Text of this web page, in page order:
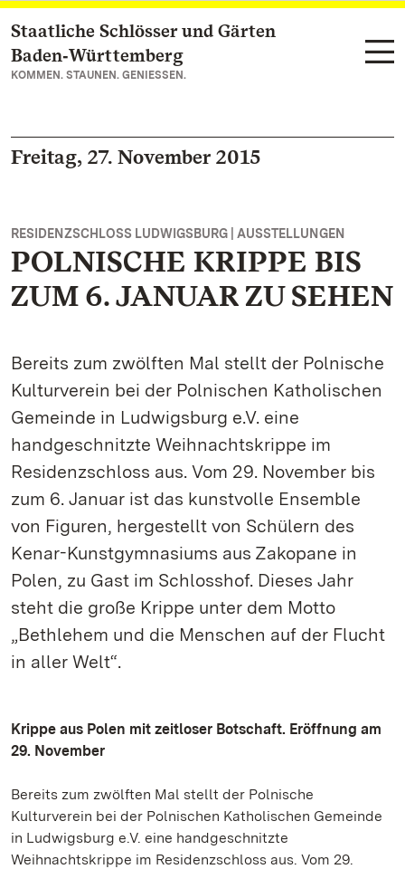
Zum Hauptinhalt springen
Staatliche Schlösser und Gärten
Baden‑Württemberg
KOMMEN. STAUNEN. GENIESSEN.
Freitag, 27. November 2015
RESIDENZSCHLOSS LUDWIGSBURG | AUSSTELLUNGEN
POLNISCHE KRIPPE BIS
ZUM 6. JANUAR ZU SEHEN
Bereits zum zwölften Mal stellt der Polnische
Kulturverein bei der Polnischen Katholischen
Gemeinde in Ludwigsburg e.V. eine
handgeschnitzte Weihnachtskrippe im
Residenzschloss aus. Vom 29. November bis
zum 6. Januar ist das kunstvolle Ensemble
von Figuren, hergestellt von Schülern des
Kenar-Kunstgymnasiums aus Zakopane in
Polen, zu Gast im Schlosshof. Dieses Jahr
steht die große Krippe unter dem Motto
„Bethlehem und die Menschen auf der Flucht
in aller Welt“.
Krippe aus Polen mit zeitloser Botschaft. Eröffnung am
29. November
Bereits zum zwölften Mal stellt der Polnische
Kulturverein bei der Polnischen Katholischen Gemeinde
in Ludwigsburg e.V. eine handgeschnitzte
Weihnachtskrippe im Residenzschloss aus. Vom 29.